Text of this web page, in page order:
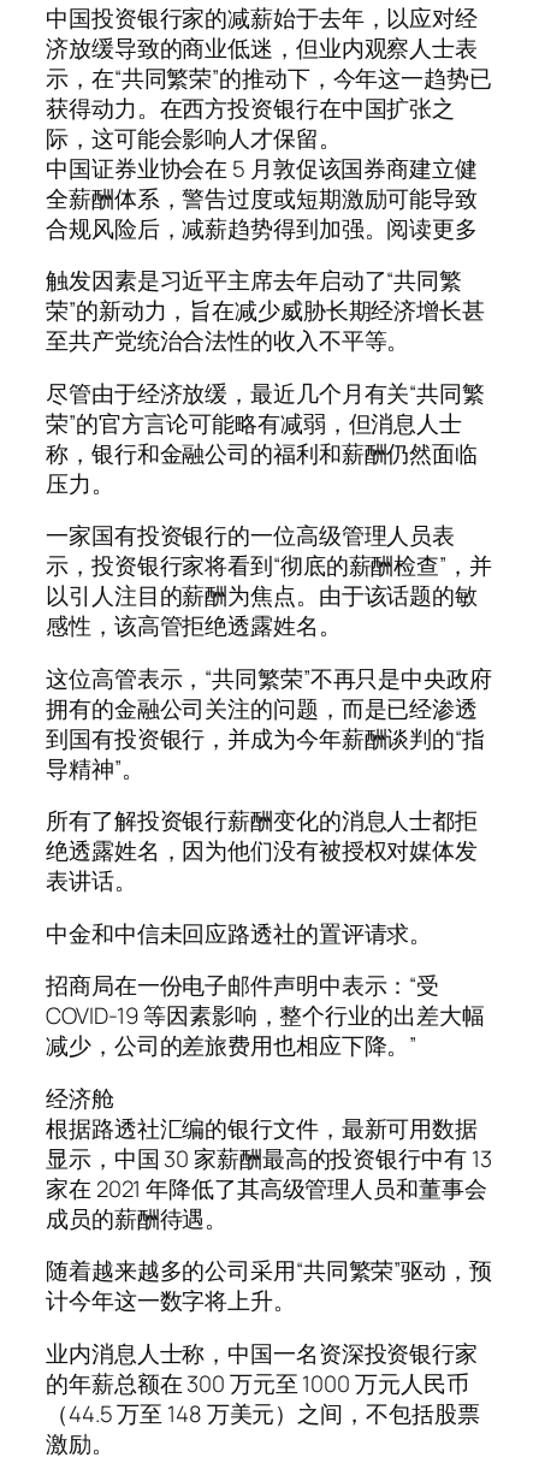
中国投资银行家的减薪始于去年，以应对经
济放缓导致的商业低迷，但业内观察人士表
示，在“共同繁荣”的推动下，今年这一趋势已
获得动力。在西方投资银行在中国扩张之
际，这可能会影响人才保留。
中国证券业协会在 5 月敦促该国券商建立健
全薪酬体系，警告过度或短期激励可能导致
合规风险后，减薪趋势得到加强。阅读更多
触发因素是习近平主席去年启动了“共同繁
荣”的新动力，旨在减少威胁长期经济增长甚
至共产党统治合法性的收入不平等。
尽管由于经济放缓，最近几个月有关“共同繁
荣”的官方言论可能略有减弱，但消息人士
称，银行和金融公司的福利和薪酬仍然面临
压力。
一家国有投资银行的一位高级管理人员表
示，投资银行家将看到“彻底的薪酬检查”，并
以引人注目的薪酬为焦点。由于该话题的敏
感性，该高管拒绝透露姓名。
这位高管表示，“共同繁荣”不再只是中央政府
拥有的金融公司关注的问题，而是已经渗透
到国有投资银行，并成为今年薪酬谈判的“指
导精神”。
所有了解投资银行薪酬变化的消息人士都拒
绝透露姓名，因为他们没有被授权对媒体发
表讲话。
中金和中信未回应路透社的置评请求。
招商局在一份电子邮件声明中表示：“受
COVID-19 等因素影响，整个行业的出差大幅
减少，公司的差旅费用也相应下降。”
经济舱
根据路透社汇编的银行文件，最新可用数据
显示，中国 30 家薪酬最高的投资银行中有 13
家在 2021 年降低了其高级管理人员和董事会
成员的薪酬待遇。
随着越来越多的公司采用“共同繁荣”驱动，预
计今年这一数字将上升。
业内消息人士称，中国一名资深投资银行家
的年薪总额在 300 万元至 1000 万元人民币
（44.5 万至 148 万美元）之间，不包括股票
激励。